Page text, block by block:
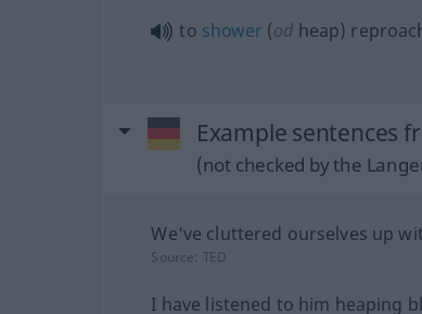
to shower (od heap)
Example sentences
(not checked by the
We've cluttered ourselves up
Source: TED
I have listened to him heaping